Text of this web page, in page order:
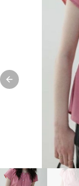
Previous slide